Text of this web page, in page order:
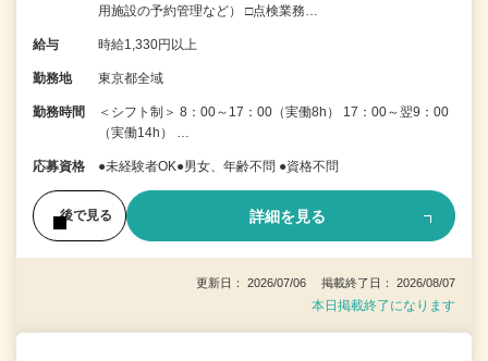
用施設の予約管理など） □点検業務…
給与 時給1,330円以上
勤務地 東京都全域
勤務時間
＜シフト制＞ 8：00～17：00（実働8h） 17：00～翌9：00
（実働14h） …
応募資格 ●未経験者OK●男女、年齢不問 ●資格不問
後で見る 詳細を見る
更新日： 2026/07/06 掲載終了日： 2026/08/07
本日掲載終了になります